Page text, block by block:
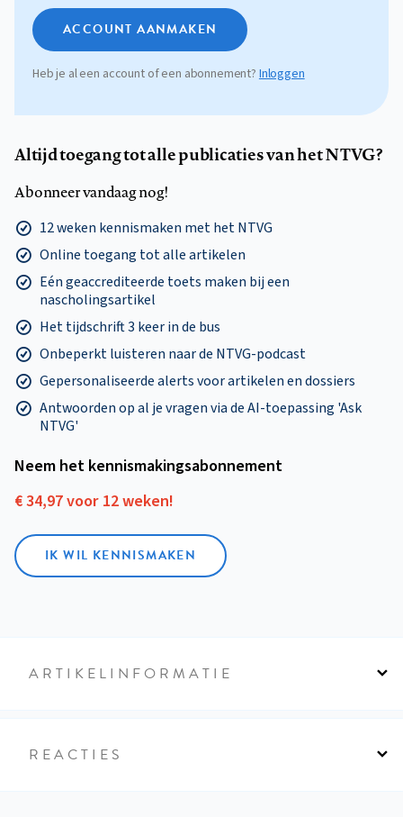
ACCOUNT AANMAKEN
Heb je al een account of een abonnement? Inloggen
Altijd toegang tot alle publicaties van het NTVG?
Abonneer vandaag nog!
12 weken kennismaken met het NTVG
Online toegang tot alle artikelen
Eén geaccrediteerde toets maken bij een
nascholingsartikel
Het tijdschrift 3 keer in de bus
Onbeperkt luisteren naar de NTVG-podcast
Gepersonaliseerde alerts voor artikelen en dossiers
Antwoorden op al je vragen via de AI-toepassing 'Ask
NTVG'
Neem het kennismakings­abonnement
€ 34,97 voor 12 weken!
IK WIL KENNISMAKEN
ARTIKELINFORMATIE
REACTIES